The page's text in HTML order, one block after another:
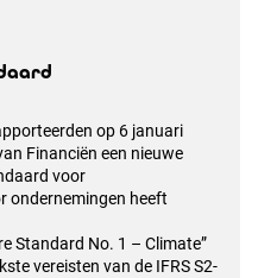
op 6 januari
Financiën een nieuwe
voor
ondernemingen heeft
Standard No. 1 – Climate”
vereisten van de IFRS S2-